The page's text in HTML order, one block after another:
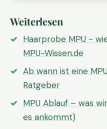
Weiterlesen
Haarprobe MPU -
MPU-Wissen.de
Ab wann ist eine
Ratgeber
MPU Ablauf – was
es ankommt)